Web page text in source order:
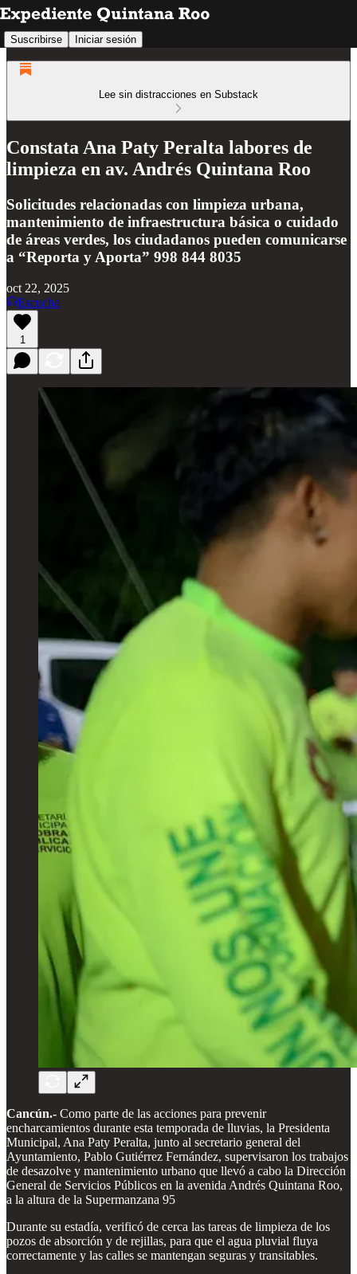
Suscribirse Iniciar sesión
Lee sin distracciones en Substack
Constata Ana Paty Peralta labores de
limpieza en av. Andrés Quintana Roo
Solicitudes relacionadas con limpieza urbana,
mantenimiento de infraestructura básica o cuidado
de áreas verdes, los ciudadanos pueden comunicarse
a “Reporta y Aporta” 998 844 8035
oct 22, 2025
Escucha
1
Cancún.- Como parte de las acciones para prevenir
encharcamientos durante esta temporada de lluvias, la Presidenta
Municipal, Ana Paty Peralta, junto al secretario general del
Ayuntamiento, Pablo Gutiérrez Fernández, supervisaron los trabajos
de desazolve y mantenimiento urbano que llevó a cabo la Dirección
General de Servicios Públicos en la avenida Andrés Quintana Roo,
a la altura de la Supermanzana 95
Durante su estadía, verificó de cerca las tareas de limpieza de los
pozos de absorción y de rejillas, para que el agua pluvial fluya
correctamente y las calles se mantengan seguras y transitables.